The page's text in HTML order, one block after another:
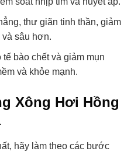
thư giãn tinh thần, giảm
và sâu hơn.
bào chết và giảm mụn
và khỏe mạnh.
Xông Hơi Hồng
hãy làm theo các bước